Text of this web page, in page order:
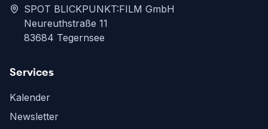
SPOT BLICKPUNKT:FILM GmbH
Neureuthstraße 11
83684 Tegernsee
Services
Kalender
Newsletter